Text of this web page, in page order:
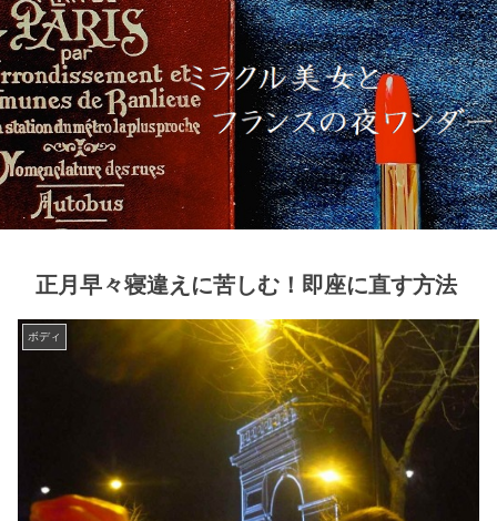
正月早々寝違えに苦しむ！即座に直す方法
ボディ